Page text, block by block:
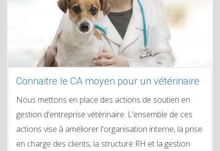
Connaitre le CA moyen pour un vétérinaire
Nous mettons en place des actions de soutien en
gestion d'entreprise vétérinaire. L'ensemble de ces
actions vise à améliorer l'organisation interne, la prise
en charge des clients, la structure RH et la gestion